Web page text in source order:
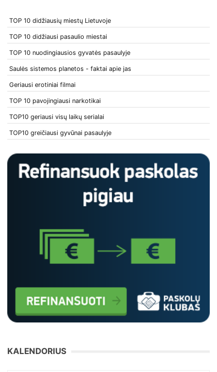
TOP 10 didžiausių miestų Lietuvoje
TOP 10 didžiausi pasaulio miestai
TOP 10 nuodingiausios gyvatės pasaulyje
Saulės sistemos planetos - faktai apie jas
Geriausi erotiniai filmai
TOP 10 pavojingiausi narkotikai
TOP10 geriausi visų laikų serialai
TOP10 greičiausi gyvūnai pasaulyje
KALENDORIUS